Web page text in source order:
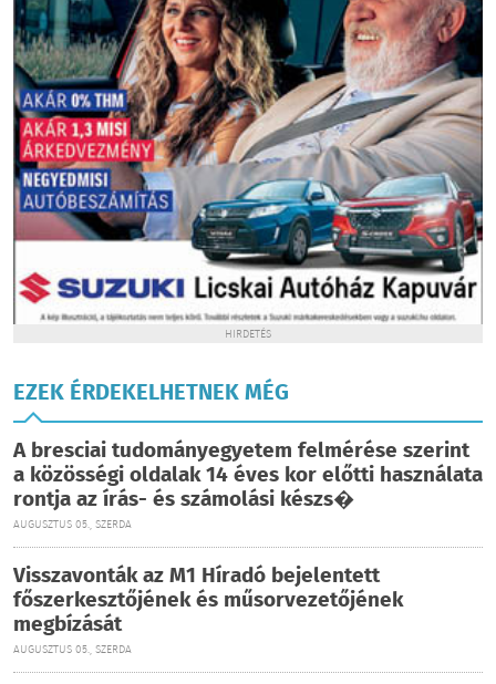
HIRDETÉS
EZEK ÉRDEKELHETNEK MÉG
A bresciai tudományegyetem felmérése szerint
a közösségi oldalak 14 éves kor előtti használata
rontja az írás- és számolási készs�
AUGUSZTUS 05., SZERDA
Visszavonták az M1 Híradó bejelentett
főszerkesztőjének és műsorvezetőjének
megbízását
AUGUSZTUS 05., SZERDA